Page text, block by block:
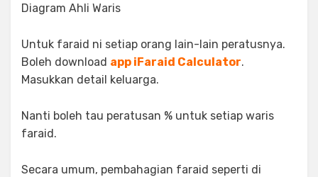
Diagram Ahli Waris
Untuk faraid ni setiap orang lain-lain peratusnya.
Boleh download app iFaraid Calculator.
Masukkan detail keluarga.
Nanti boleh tau peratusan % untuk setiap waris
faraid.
Secara umum, pembahagian faraid seperti di